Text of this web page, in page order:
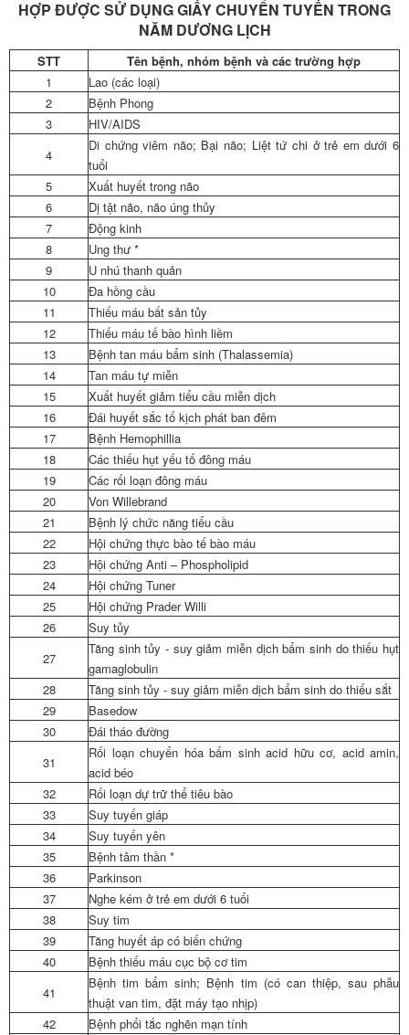
HỢP ĐƯỢC SỬ DỤNG GIẤY CHUYỂN TUYẾN TRONG
NĂM DƯƠNG LỊCH
STT
Tên bệnh, nhóm bệnh và các trường hợp
1
Lao (các loại)
2
Bệnh Phong
3
HIV/AIDS
4
Di chứng viêm não; Bại não; Liệt tứ chi ở trẻ em dưới 6
tuổi
5
Xuất huyết trong não
6
Dị tật não, não úng thủy
7
Động kinh
8
Ung thư *
9
U nhú thanh quản
10
Đa hồng cầu
11
Thiếu máu bất sản tủy
12
Thiếu máu tế bào hình liềm
13
Bệnh tan máu bẩm sinh (Thalassemia)
14
Tan máu tự miễn
15
Xuất huyết giảm tiểu cầu miễn dịch
16
Đái huyết sắc tố kịch phát ban đêm
17
Bệnh Hemophillia
18
Các thiếu hụt yếu tố đông máu
19
Các rối loạn đông máu
20
Von Willebrand
21
Bệnh lý chức năng tiểu cầu
22
Hội chứng thực bào tế bào máu
23
Hội chứng Anti – Phospholipid
24
Hội chứng Tuner
25
Hội chứng Prader Willi
26
Suy tủy
27
Tăng sinh tủy - suy giảm miễn dịch bẩm sinh do thiếu hụt
gamaglobulin
28
Tăng sinh tủy - suy giảm miễn dịch bẩm sinh do thiếu sắt
29
Basedow
30
Đái tháo đường
31
Rối loạn chuyển hóa bẩm sinh acid hữu cơ, acid amin,
acid béo
32
Rối loạn dự trữ thể tiêu bào
33
Suy tuyến giáp
34
Suy tuyến yên
35
Bệnh tâm thần *
36
Parkinson
37
Nghe kém ở trẻ em dưới 6 tuổi
38
Suy tim
39
Tăng huyết áp có biến chứng
40
Bệnh thiếu máu cục bộ cơ tim
41
Bệnh tim bẩm sinh; Bệnh tim (có can thiệp, sau phẫu
thuật van tim, đặt máy tạo nhịp)
42
Bệnh phổi tắc nghẽn mạn tính